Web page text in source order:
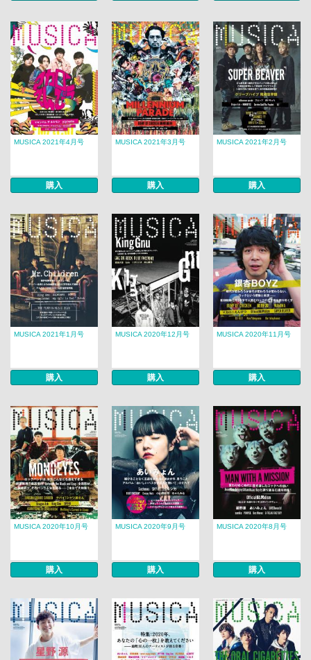
MUSICA 2021年4月号
購入
MUSICA 2021年3月号
購入
MUSICA 2021年2月号
購入
MUSICA 2021年1月号
購入
MUSICA 2020年12月号
購入
MUSICA 2020年11月号
購入
MUSICA 2020年10月号
購入
MUSICA 2020年9月号
購入
MUSICA 2020年8月号
購入